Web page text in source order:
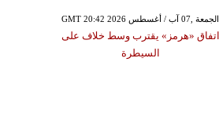
GMT 20:42 2026 الجمعة ,07 آب / أغسطس
اتفاق «هرمز» يقترب وسط خلاف على
السيطرة